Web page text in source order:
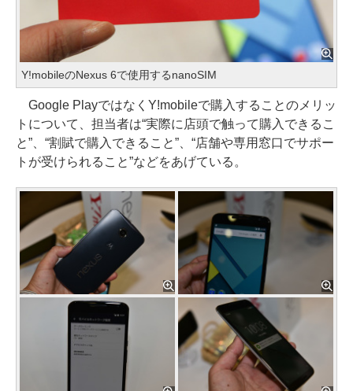
Y!mobileのNexus 6で使用するnanoSIM
Google PlayではなくY!mobileで購入することのメリッ
トについて、担当者は“実際に店頭で触って購入できるこ
と”、“割賦で購入できること”、“店舗や専用窓口でサポー
トが受けられること”などをあげている。